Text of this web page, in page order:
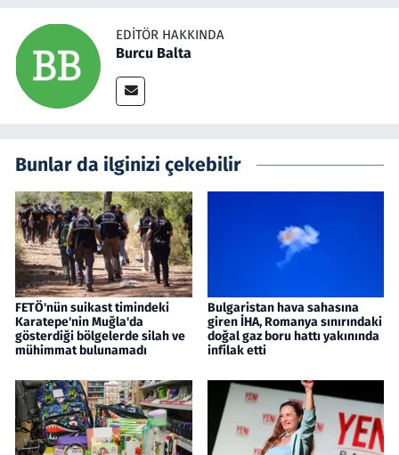
EDITÖR HAKKINDA
Burcu Balta
Bunlar da ilginizi çekebilir
FETÖ'nün suikast timindeki
Karatepe'nin Muğla'da
gösterdiği bölgelerde silah ve
mühimmat bulunamadı
Bulgaristan hava sahasına
giren İHA, Romanya sınırındaki
doğal gaz boru hattı yakınında
infilak etti